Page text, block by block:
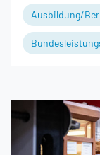
Ausbildung/